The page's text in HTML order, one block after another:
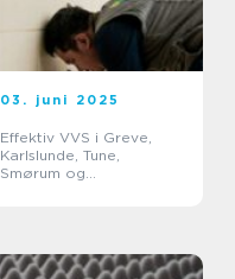
03. juni 2025
Effektiv VVS i Greve,
Karlslunde, Tune,
Smørum og